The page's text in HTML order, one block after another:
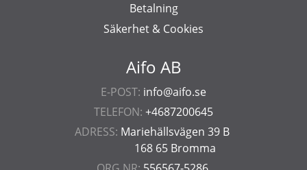
Aifo AB
E-POST: info@aifo.se
TELEFON: +4687200645
ADRESS: Mariehällsvägen 39 B
168 65 Bromma
Betalning
Säkerhet & Cookies